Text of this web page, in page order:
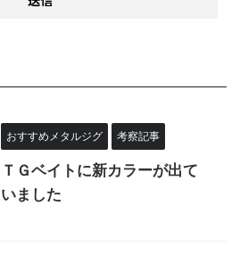
おすすめメタルジグ 考察記事
ＴＧベイトに新カラーが出て
いました